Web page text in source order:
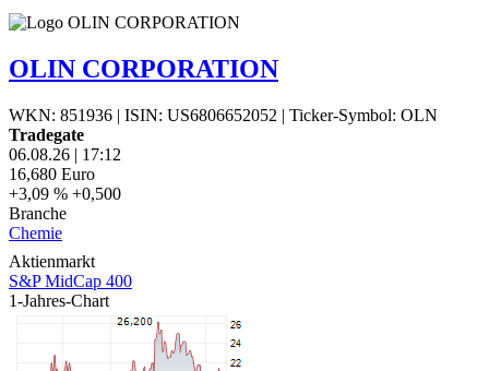
OLIN CORPORATION
WKN: 851936 | ISIN: US6806652052 | Ticker-Symbol: OLN
Tradegate
06.08.26 | 17:12
16,680 Euro
+3,09 % +0,500
Branche
Chemie
Aktienmarkt
S&P MidCap 400
1-Jahres-Chart